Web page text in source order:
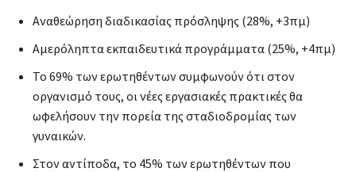
Αναθεώρηση διαδικασίας πρόσληψης (28%, +3πμ)
Αμερόληπτα εκπαιδευτικά προγράμματα (25%, +4πμ)
Το 69% των ερωτηθέντων συμφωνούν ότι στον
οργανισμό τους, οι νέες εργασιακές πρακτικές θα
ωφελήσουν την πορεία της σταδιοδρομίας των
γυναικών.
Στον αντίποδα, το 45% των ερωτηθέντων που